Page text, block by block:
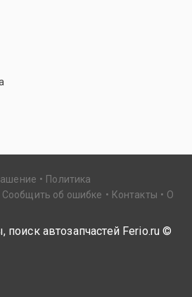
Политика
Сообщить об ошибке Контакты
О
автозапчастей Ferio.ru ©